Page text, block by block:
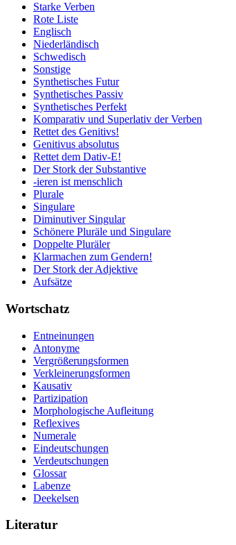
Starke Verben
Rote Liste
Englisch
Niederländisch
Schwedisch
Sonstige
Synthetisches Futur
Synthetisches Passiv
Synthetisches Perfekt
Komparativ und Superlativ der Verben
Rettet des Genitivs!
Genitivus absolutus
Rettet dem Dativ-E!
Der Stork der Substantive
-ieren ist menschlich
Plurale
Singulare
Diminutiver Singular
Schönere Pluräle und Singulare
Doppelte Pluräler
Klarmachen zum Gendern!
Der Stork der Adjektive
Aufsätze
Wortschatz
Entneinungen
Antonyme
Vergrößerungsformen
Verkleinerungsformen
Kausativ
Partizipation
Morphologische Aufleitung
Reflexives
Numerale
Eindeutschungen
Verdeutschungen
Glossar
Labenze
Deekelsen
Literatur